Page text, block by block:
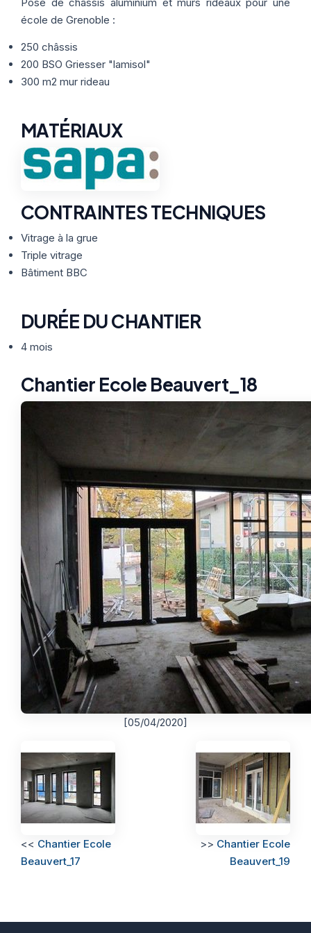
Nos Formules ACTUALITÉS
CONTACT
école de Grenoble :
250 châssis
200 BSO Griesser "lamisol"
300 m2 mur rideau
MATÉRIAUX
CONTRAINTES TECHNIQUES
Vitrage à la grue
Triple vitrage
Bâtiment BBC
DURÉE DU CHANTIER
4 mois
Chantier Ecole Beauvert_18
[05/04/2020]
<< Chantier Ecole
Beauvert_17
>> Chantier Ecole
Beauvert_19